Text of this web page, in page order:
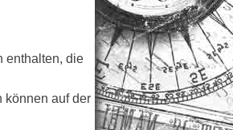
enthalten, die
können auf der